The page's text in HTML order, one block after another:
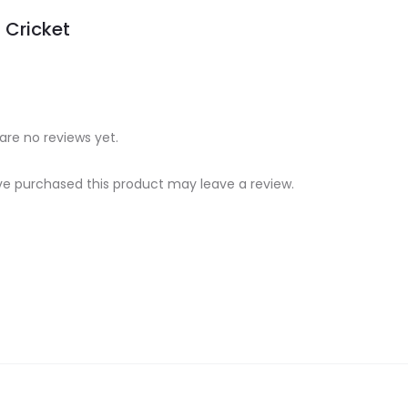
Cricket
no reviews yet.
purchased this product may leave a review.